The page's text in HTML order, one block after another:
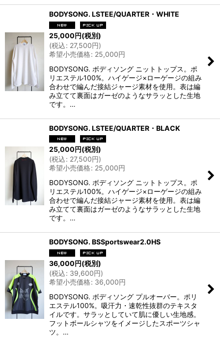
BODYSONG. LSTEE/QUARTER・WHITE
25,000円(税別)
(税込: 27,500円)
希望小売価格: 25,000円
BODYSONG. ボディソング ニットトップス。ポ
リエステル100%。ハイゲージ×ローゲージの組み
合わせで編んだ接結ジャージ素材を使用。表は編
み立てて裏面はガーゼのようなサラッとした生地
です。…
BODYSONG. LSTEE/QUARTER・BLACK
25,000円(税別)
(税込: 27,500円)
希望小売価格: 25,000円
BODYSONG. ボディソング ニットトップス。ポ
リエステル100%。ハイゲージ×ローゲージの組み
合わせで編んだ接結ジャージ素材を使用。表は編
み立てて裏面はガーゼのようなサラッとした生地
です。…
BODYSONG. BSSportswear2.0HS
36,000円(税別)
(税込: 39,600円)
希望小売価格: 36,000円
BODYSONG. ボディソング プルオーバー。ポリ
エステル100%。吸汗力・速乾性抜群のテキスタ
イルです。サラッとしていて肌に優しい生地感。
フットボールシャツをイメージしたスポーツシャ
ツ。…